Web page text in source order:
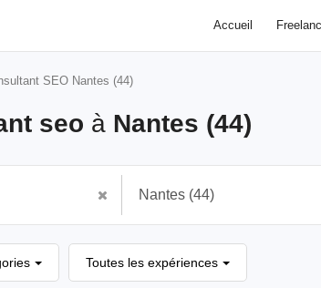
Accueil
SEO Nantes (44)
seo à Nantes (44)
Toutes les expériences